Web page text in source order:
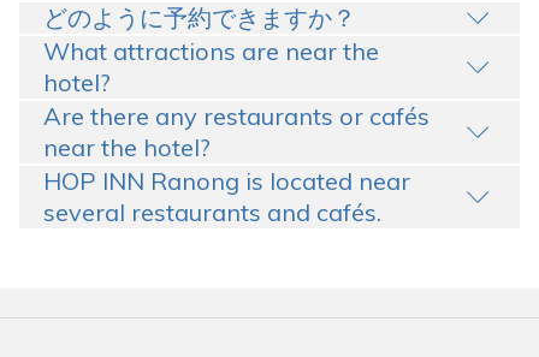
どのように予約できますか？
What attractions are near the
hotel?
Are there any restaurants or cafés
near the hotel?
HOP INN Ranong is located near
several restaurants and cafés.